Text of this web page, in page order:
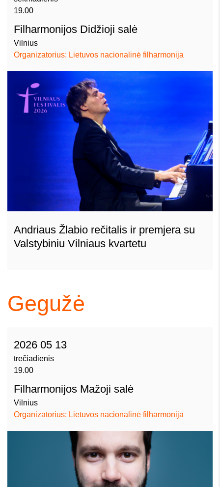
19.00
Filharmonijos Didžioji salė
Vilnius
Organizatorius: Lietuvos nacionalinė filharmonija
Andriaus Žlabio rečitalis ir premjera su
Valstybiniu Vilniaus kvartetu
Gegužė
2026 05 13
trečiadienis
19.00
Filharmonijos Mažoji salė
Vilnius
Organizatorius: Lietuvos nacionalinė filharmonija